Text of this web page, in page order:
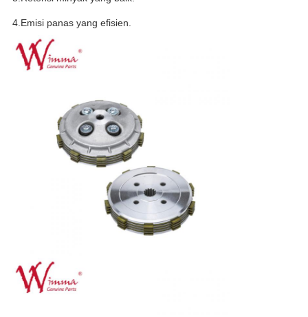
4.Emisi panas yang efisien.